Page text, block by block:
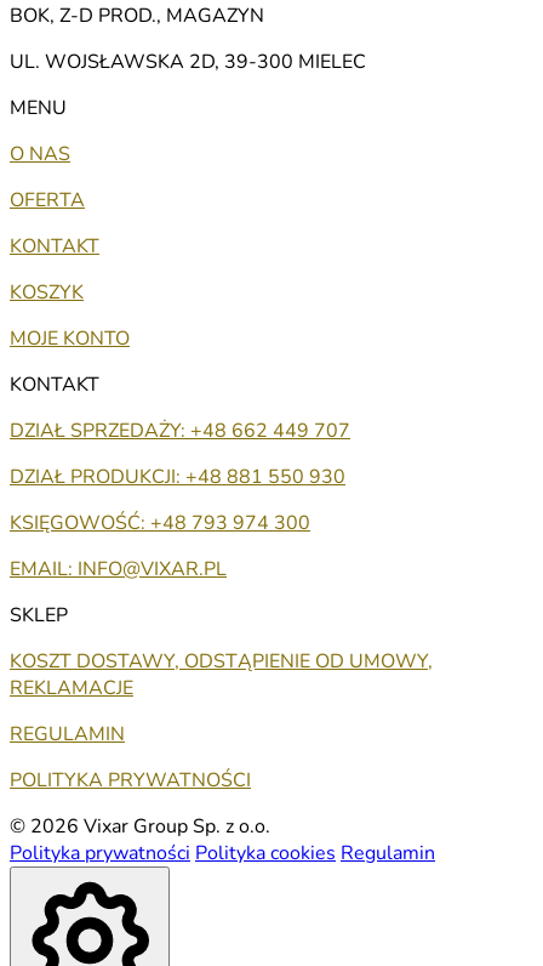
BOK, Z-D PROD., MAGAZYN
UL. WOJSŁAWSKA 2D, 39-300 MIELEC
MENU
O NAS
OFERTA
KONTAKT
KOSZYK
MOJE KONTO
KONTAKT
DZIAŁ SPRZEDAŻY: +48 662 449 707
DZIAŁ PRODUKCJI: +48 881 550 930
KSIĘGOWOŚĆ: +48 793 974 300
EMAIL: INFO@VIXAR.PL
SKLEP
KOSZT DOSTAWY, ODSTĄPIENIE OD UMOWY,
REKLAMACJE
REGULAMIN
POLITYKA PRYWATNOŚCI
© 2026 Vixar Group Sp. z o.o.
Polityka prywatności Polityka cookies Regulamin